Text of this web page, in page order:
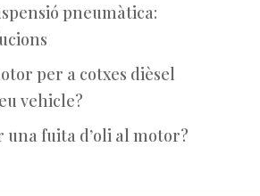
pneumàtica:
per a cotxes dièsel
vehicle?
una fuita d’oli al motor?